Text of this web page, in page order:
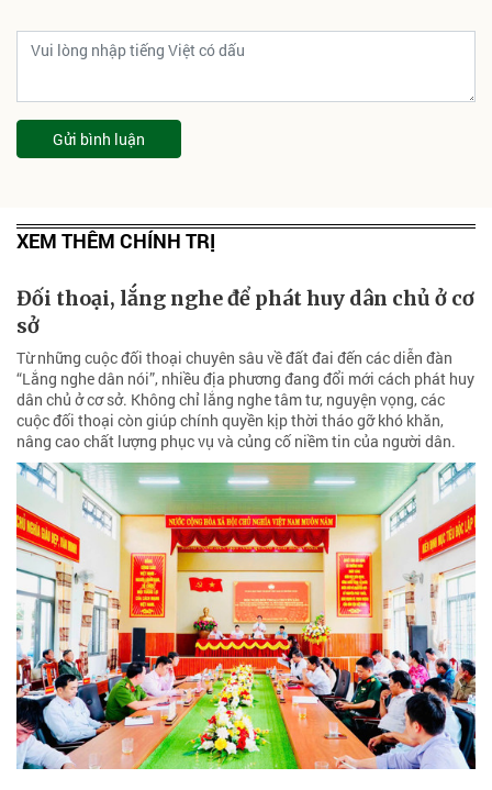
Gửi bình luận
XEM THÊM CHÍNH TRỊ
Đối thoại, lắng nghe để phát huy dân chủ ở cơ
sở
Từ những cuộc đối thoại chuyên sâu về đất đai đến các diễn đàn
“Lắng nghe dân nói”, nhiều địa phương đang đổi mới cách phát huy
dân chủ ở cơ sở. Không chỉ lắng nghe tâm tư, nguyện vọng, các
cuộc đối thoại còn giúp chính quyền kịp thời tháo gỡ khó khăn,
nâng cao chất lượng phục vụ và củng cố niềm tin của người dân.